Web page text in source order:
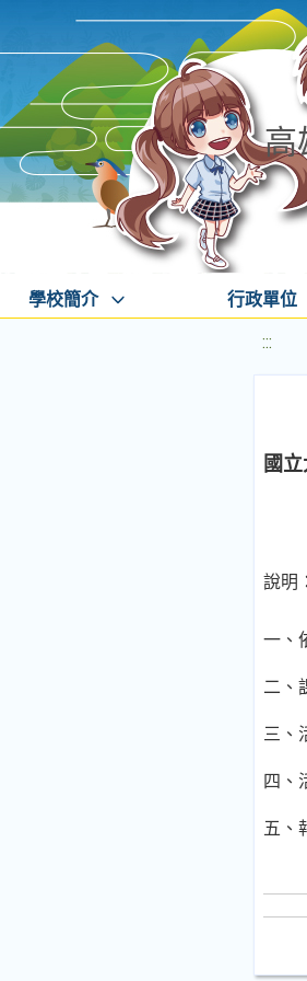
高
學校簡介 行政單位
:::
國
說明：
一、
二、
三、
四、
五、